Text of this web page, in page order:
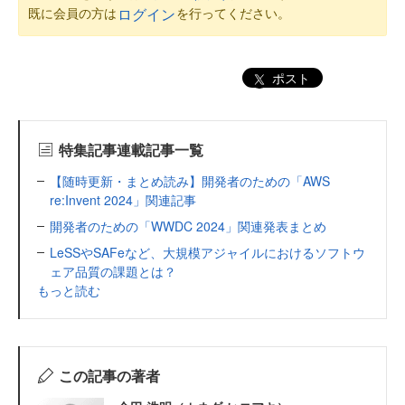
既に会員の方は ログインを行ってください。
ポスト
特集記事連載記事一覧
【随時更新・まとめ読み】開発者のための「AWS
re:Invent 2024」関連記事
開発者のための「WWDC 2024」関連発表まとめ
LeSSやSAFeなど、大規模アジャイルにおけるソフトウ
ェア品質の課題とは？
もっと読む
この記事の著者